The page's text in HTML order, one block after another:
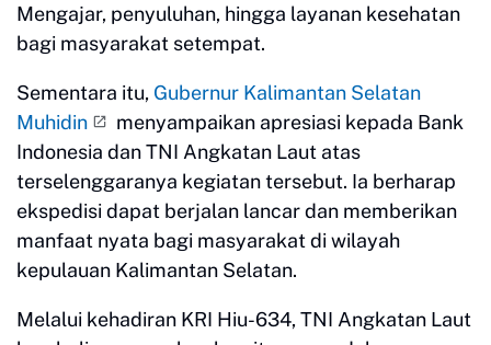
Mengajar, penyuluhan, hingga layanan kesehatan
bagi masyarakat setempat.
Sementara itu, Gubernur Kalimantan Selatan
Muhidin
menyampaikan apresiasi kepada Bank
Indonesia dan TNI Angkatan Laut atas
terselenggaranya kegiatan tersebut. Ia berharap
ekspedisi dapat berjalan lancar dan memberikan
manfaat nyata bagi masyarakat di wilayah
kepulauan Kalimantan Selatan.
Melalui kehadiran KRI Hiu-634, TNI Angkatan Laut